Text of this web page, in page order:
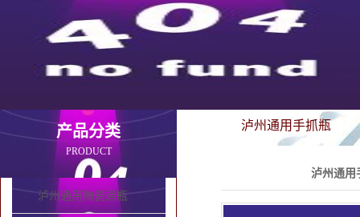
产品分类
PRODUCT
泸州通用陶瓷酒瓶
泸州通用手抓瓶
泸州通用